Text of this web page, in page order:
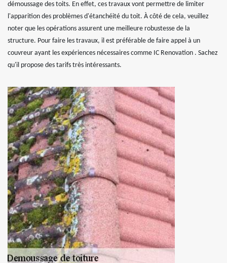
démoussage des toits. En effet, ces travaux vont permettre de limiter
l'apparition des problèmes d'étanchéité du toit. À côté de cela, veuillez
noter que les opérations assurent une meilleure robustesse de la
structure. Pour faire les travaux, il est préférable de faire appel à un
couvreur ayant les expériences nécessaires comme IC Renovation . Sachez
qu'il propose des tarifs très intéressants.